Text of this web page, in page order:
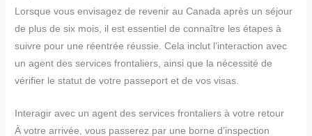
Lorsque vous envisagez de revenir au Canada après un séjour
de plus de six mois, il est essentiel de connaître les étapes à
suivre pour une réentrée réussie. Cela inclut l’interaction avec
un agent des services frontaliers, ainsi que la nécessité de
vérifier le statut de votre passeport et de vos visas.
Interagir avec un agent des services frontaliers à votre retour
À votre arrivée, vous passerez par une borne d’inspection